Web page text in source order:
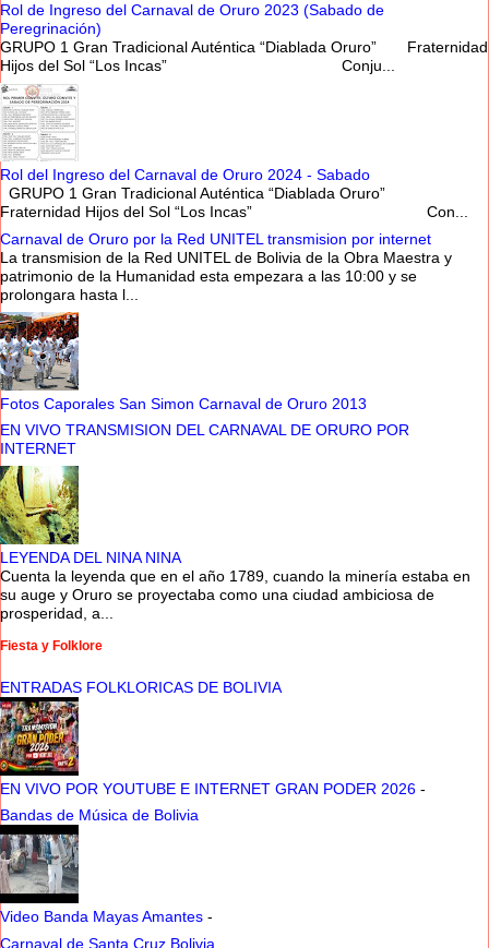
Rol de Ingreso del Carnaval de Oruro 2023 (Sabado de
Peregrinación)
GRUPO 1 Gran Tradicional Auténtica “Diablada Oruro” Fraternidad
Hijos del Sol “Los Incas” Conju...
Rol del Ingreso del Carnaval de Oruro 2024 - Sabado
GRUPO 1 Gran Tradicional Auténtica “Diablada Oruro”
Fraternidad Hijos del Sol “Los Incas” Con...
Carnaval de Oruro por la Red UNITEL transmision por internet
La transmision de la Red UNITEL de Bolivia de la Obra Maestra y
patrimonio de la Humanidad esta empezara a las 10:00 y se
prolongara hasta l...
Fotos Caporales San Simon Carnaval de Oruro 2013
EN VIVO TRANSMISION DEL CARNAVAL DE ORURO POR
INTERNET
LEYENDA DEL NINA NINA
Cuenta la leyenda que en el año 1789, cuando la minería estaba en
su auge y Oruro se proyectaba como una ciudad ambiciosa de
prosperidad, a...
Fiesta y Folklore
ENTRADAS FOLKLORICAS DE BOLIVIA
EN VIVO POR YOUTUBE E INTERNET GRAN PODER 2026 -
Bandas de Música de Bolivia
Video Banda Mayas Amantes -
Carnaval de Santa Cruz Bolivia